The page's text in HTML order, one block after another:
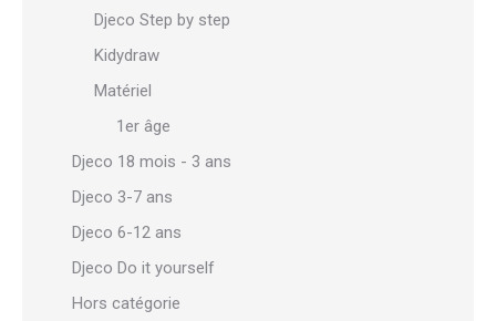
Djeco Step by step
Kidydraw
Matériel
1er âge
Djeco 18 mois - 3 ans
Djeco 3-7 ans
Djeco 6-12 ans
Djeco Do it yourself
Hors catégorie